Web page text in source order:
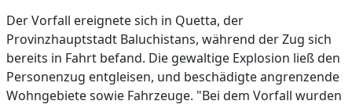
Der Vorfall ereignete sich in Quetta, der
Provinzhauptstadt Baluchistans, während der Zug sich
bereits in Fahrt befand. Die gewaltige Explosion ließ den
Personenzug entgleisen, und beschädigte angrenzende
Wohngebiete sowie Fahrzeuge. "Bei dem Vorfall wurden